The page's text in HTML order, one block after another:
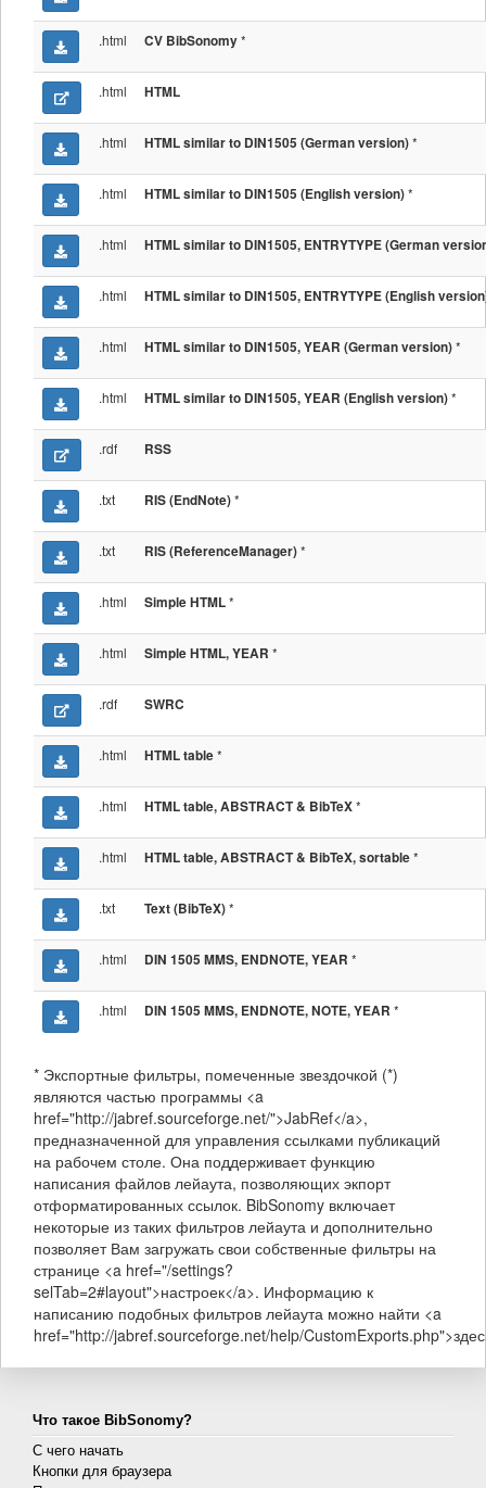
.html CV BibSonomy*
.html HTML
.html HTML similar to DIN1505 (German version)*
.html HTML similar to DIN1505 (English version)*
.html HTML similar to DIN1505, ENTRYTYPE (German
.html HTML similar to DIN1505, ENTRYTYPE (English
.html HTML similar to DIN1505, YEAR (German version)*
.html HTML similar to DIN1505, YEAR (English version)*
.rdf RSS
.txt RIS (EndNote)*
.txt RIS (ReferenceManager)*
.html Simple HTML*
.html Simple HTML, YEAR *
.rdf SWRC
.html HTML table*
.html HTML table, ABSTRACT & BibTeX*
.html HTML table, ABSTRACT & BibTeX, sortable*
.txt Text (BibTeX)*
.html DIN 1505 MMS, ENDNOTE, YEAR *
.html DIN 1505 MMS, ENDNOTE, NOTE, YEAR *
* Экспортные фильтры, помеченные звездочкой (*)
являются частью программы <a
href="http://jabref.sourceforge.net/">JabRef</a>,
предназначенной для управления ссылками публикаций
на рабочем столе. Она поддерживает функцию
написания файлов лейаута, позволяющих экпорт
отформатированных ссылок. BibSonomy включает
некоторые из таких фильтров лейаута и дополнительно
позволяет Вам загружать свои собственные фильтры на
странице <a href="/settings?
selTab=2#layout">настроек</a>. Информацию к
написанию подобных фильтров лейаута можно найти <a
href="http://jabref.sourceforge.net/help/
Что такое BibSonomy?
С чего начать
Кнопки для браузера